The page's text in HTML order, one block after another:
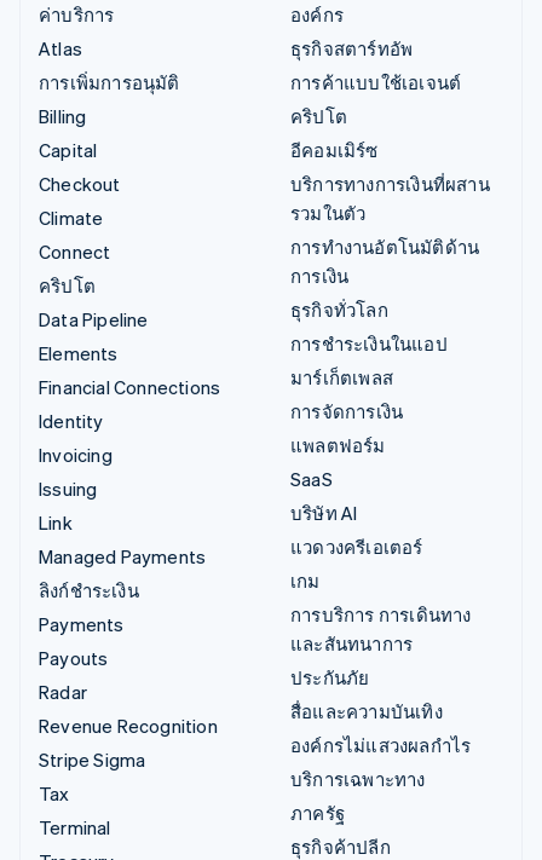
ค่าบริการ
Atlas
การเพิ่มการอนุมัติ
Billing
Capital
Checkout
Climate
Connect
คริปโต
Data Pipeline
Elements
Financial Connections
Identity
Invoicing
Issuing
Link
Managed Payments
ลิงก์ชำระเงิน
Payments
Payouts
Radar
Revenue Recognition
Stripe Sigma
Tax
Terminal
องค์กร
ธุรกิจสตาร์ทอัพ
การค้าแบบใช้เอเจนต์
คริปโต
อีคอมเมิร์ซ
บริการทางการเงินที่ผสาน
รวมในตัว
การทำงานอัตโนมัติด้าน
การเงิน
ธุรกิจทั่วโลก
การชำระเงินในแอป
มาร์เก็ตเพลส
การจัดการเงิน
แพลตฟอร์ม
SaaS
บริษัท AI
แวดวงครีเอเตอร์
เกม
การบริการ การเดินทาง
และสันทนาการ
ประกันภัย
สื่อและความบันเทิง
องค์กรไม่แสวงผลกำไร
บริการเฉพาะทาง
ภาครัฐ
ธุรกิจค้าปลีก